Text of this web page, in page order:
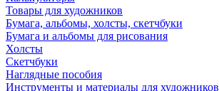
Товары для художников
Бумага, альбомы, холсты, скетчбуки
Бумага и альбомы для рисования
Холсты
Скетчбуки
Наглядные пособия
Инструменты и материалы для художников